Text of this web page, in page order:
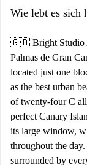
Wie lebt es sich
🇬🇧 Bright Studio
Palmas de Gran
located just one
as the best urban
of twenty-four C
perfect Canary
its large window,
throughout the
surrounded by